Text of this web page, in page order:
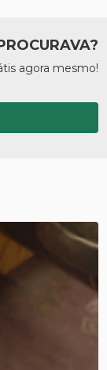
agora mesmo!